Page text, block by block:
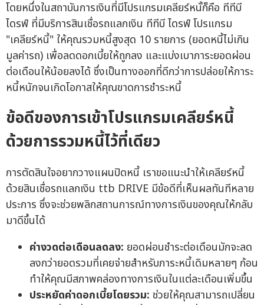
โดยหนึ่งในสถาบันการเงินที่มีโปรแกรมเคลียร์หนั้ก็คือ ทีทีบี
ไดรฟ์ ที่มีบริการสินเชื่อรถแลกเงิน ทีทีบี ไดรฟ์ โปรแกรม
"เคลียร์หนี้" ให้คุณรวมหนี้สูงสุด 10 รายการ (ยอดหนี้ไม่เกิน
มูลค่ารถ) เพื่อลดดอกเบี้ยให้ถูกลง และแบ่งเบาภาระยอดผ่อน
ต่อเดือนให้น้อยลงได้ ซึ่งเป็นทางออกที่ดีกว่าการปล่อยให้ภาระ
หนี้หนักจนเกิดโอกาสให้คุณขาดการชำระหนี้
ข้อดีของการเข้าโปรแกรมเคลียร์หนี้
ด้วยการรวมหนี้ไว้ที่เดียว
การตัดสินใจอยากวางแผนปิดหนี้ เราขอแนะนำให้เคลียร์หนี้
ด้วยสินเชื่อรถแลกเงิน ttb DRIVE มีข้อดีที่เห็นผลทันทีหลาย
ประการ ซึ่งจะช่วยพลิกสถานการณ์ทางการเงินของคุณให้กลับ
มาดีขึ้นได้
ค่างวดต่อเดือนลดลง: ยอดผ่อนชำระต่อเดือนมักจะลด
ลงกว่ายอดรวมที่เคยจ่ายสำหรับภาระหนี้เดิมหลายๆ ก้อน
ทำให้คุณมีสภาพคล่องทางการเงินในแต่ละเดือนเพิ่มขึ้น
ประหยัดค่าดอกเบี้ยโดยรวม: ช่วยให้คุณสามารถเปลี่ยน